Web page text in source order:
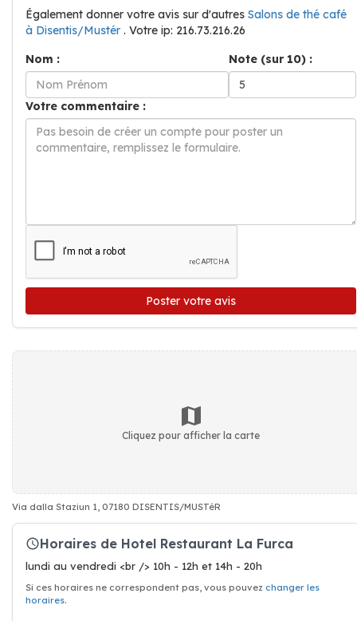
Également donner votre avis sur d'autres Salons de thé café
à Disentis/Mustér . Votre ip: 216.73.216.26
Nom :
Note (sur 10) :
Votre commentaire :
Poster votre avis
Cliquez pour afficher la carte
Via dalla Staziun 1, 07180 DISENTIS/MUSTéR
Horaires de Hotel Restaurant La Furca
lundi au vendredi <br /> 10h - 12h et 14h - 20h
Si ces horaires ne correspondent pas, vous pouvez changer les
horaires.